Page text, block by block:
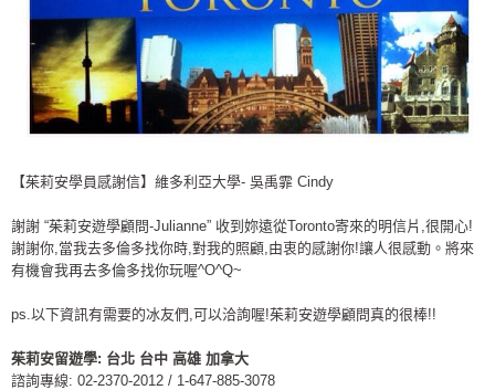
【茱莉安學員感謝信】維多利亞大學- 吳禹霏 Cindy
謝謝 “茱莉安遊學顧問-Julianne” 收到妳遠從Toronto寄來的明信片,很開心!
謝謝你,當我去多倫多找你時,對我的照顧,由衷的感謝你!讓人很感動。將來
有機會我再去多倫多找你玩喔^O^Q~
ps.以下資訊有需要的冰友們,可以洽詢喔!茱莉安遊學顧問真的很棒!!
茱莉安留遊學: 台北 台中 高雄 加拿大
諮詢專線: 02-2370-2012 / 1-647-885-3078